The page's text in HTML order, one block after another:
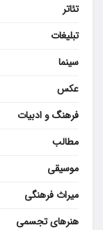
تئاتر
تبلیغات
سینما
عکس
فرهنگ و ادبیات
مطالب
موسیقی
میراث فرهنگی
هنرهای تجسمی